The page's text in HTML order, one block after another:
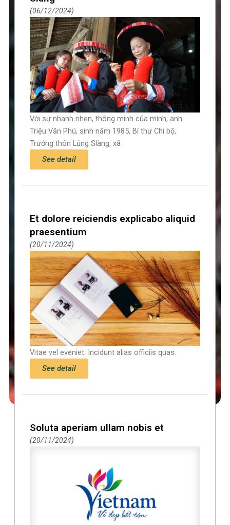
06/12/2024
Với sự nhanh nhẹn, thông minh của mình, anh
Triệu Văn Phú, sinh năm 1985, Bí thư Chi bộ,
Trưởng thôn Lũng Slàng, xã
See detail
Et dolore reiciendis explicabo aliquid
praesentium
20/11/2024
Vitae vel eveniet. Incidunt alias officiis quas.
See detail
Soluta aperiam ullam nobis et
20/11/2024